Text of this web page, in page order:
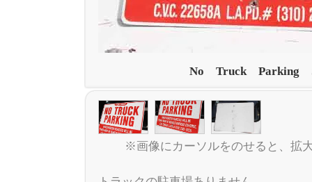
No Truck Parking
※画像にカーソルをのせると、拡